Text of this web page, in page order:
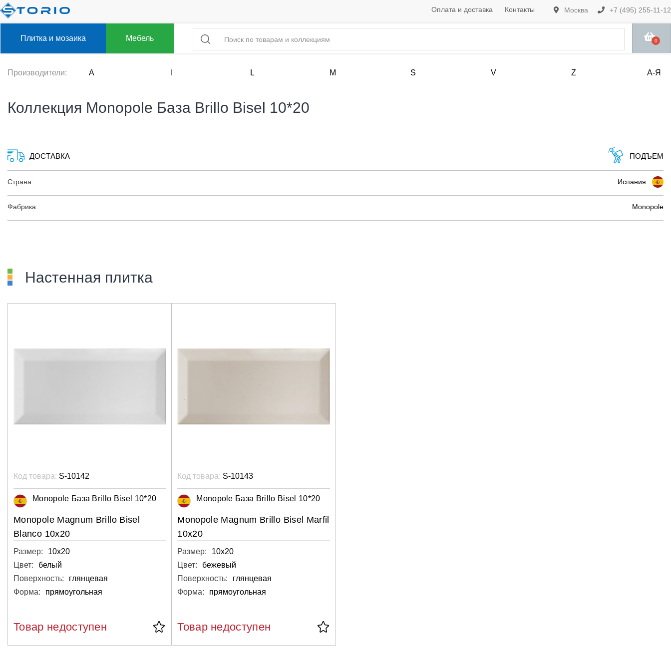
Москва +7 (495) 255-11-12
Оплата и доставка Контакты
Плитка и мозаика Мебель 0
Производители: A L M S V Z А-Я
Коллекция Monopole База Brillo Bisel 10*20
ДОСТАВКА ПОДЪЕМ
Страна: Испания
Фабрика: Monopole
Настенная плитка
Код товара: S-10142
Monopole База Brillo Bisel 10*20
Monopole Magnum Brillo Bisel
Blanco 10x20
Размер:
10х20
Цвет:
белый
Поверхность:
глянцевая
Форма:
прямоугольная
Товар недоступен
Код товара: S-10143
Monopole База Brillo Bisel 10*20
Monopole Magnum Brillo Bisel Marfil
10x20
Размер:
10х20
Цвет:
бежевый
Поверхность:
глянцевая
Форма:
прямоугольная
Товар недоступен